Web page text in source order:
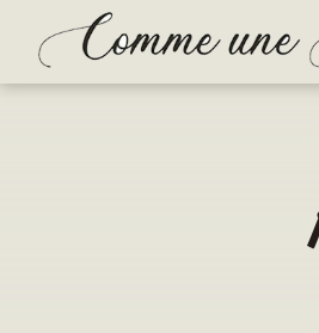
Panneau de gestion des cookies